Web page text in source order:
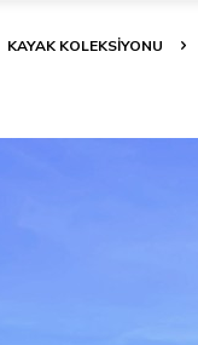
KAYAK KOLEKSİYONU